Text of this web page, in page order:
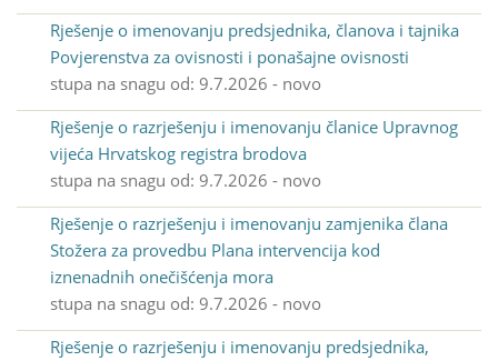
Rješenje o imenovanju predsjednika, članova i tajnika
Povjerenstva za ovisnosti i ponašajne ovisnosti
stupa na snagu od: 9.7.2026 - novo
Rješenje o razrješenju i imenovanju članice Upravnog
vijeća Hrvatskog registra brodova
stupa na snagu od: 9.7.2026 - novo
Rješenje o razrješenju i imenovanju zamjenika člana
Stožera za provedbu Plana intervencija kod
iznenadnih onečišćenja mora
stupa na snagu od: 9.7.2026 - novo
Rješenje o razrješenju i imenovanju predsjednika,